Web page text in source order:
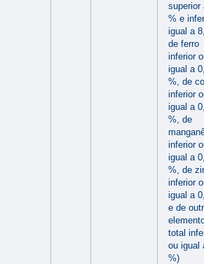
superior
% e
igual a
de ferro
inferior
igual a
%, de
inferior
igual a
%, de
inferior
igual a
%, de
inferior
igual a
e de
total
ou igual
%)